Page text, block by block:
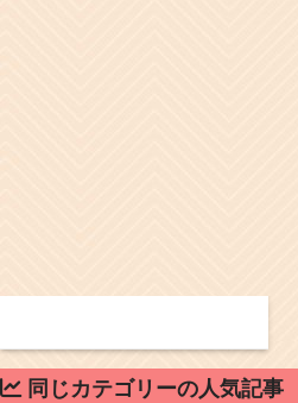
同じカテゴリーの人気記事